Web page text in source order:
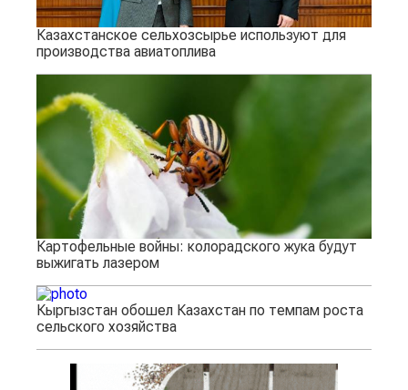
Казахстанское сельхозсырье используют для
производства авиатоплива
Картофельные войны: колорадского жука будут
выжигать лазером
Кыргызстан обошел Казахстан по темпам роста
сельского хозяйства